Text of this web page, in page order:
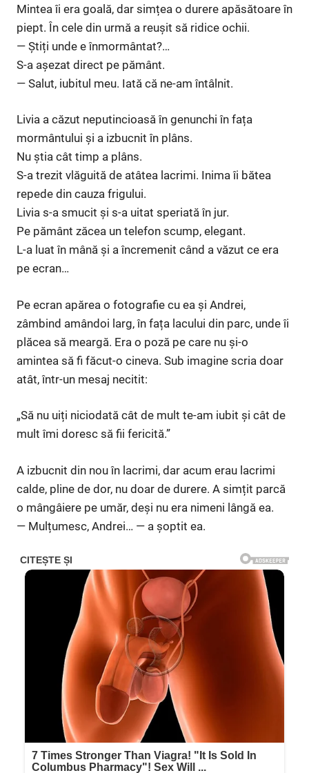
Mintea îi era goală, dar simțea o durere apăsătoare în
piept. În cele din urmă a reușit să ridice ochii.
— Știți unde e înmormântat?…
S-a așezat direct pe pământ.
— Salut, iubitul meu. Iată că ne-am întâlnit.
Livia a căzut neputincioasă în genunchi în fața
mormântului și a izbucnit în plâns.
Nu știa cât timp a plâns.
S-a trezit vlăguită de atâtea lacrimi. Inima îi bătea
repede din cauza frigului.
Livia s-a smucit și s-a uitat speriată în jur.
Pe pământ zăcea un telefon scump, elegant.
L-a luat în mână și a încremenit când a văzut ce era
pe ecran…
Pe ecran apărea o fotografie cu ea și Andrei,
zâmbind amândoi larg, în fața lacului din parc, unde îi
plăcea să meargă. Era o poză pe care nu și-o
amintea să fi făcut-o cineva. Sub imagine scria doar
atât, într-un mesaj necitit:
„Să nu uiți niciodată cât de mult te-am iubit și cât de
mult îmi doresc să fii fericită.”
A izbucnit din nou în lacrimi, dar acum erau lacrimi
calde, pline de dor, nu doar de durere. A simțit parcă
o mângâiere pe umăr, deși nu era nimeni lângă ea.
— Mulțumesc, Andrei… — a șoptit ea.